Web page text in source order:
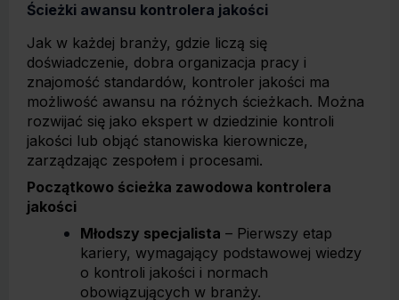
Ścieżki awansu kontrolera jakości
Jak w każdej branży, gdzie liczą się
doświadczenie, dobra organizacja pracy i
znajomość standardów, kontroler jakości ma
możliwość awansu na różnych ścieżkach. Można
rozwijać się jako ekspert w dziedzinie kontroli
jakości lub objąć stanowiska kierownicze,
zarządzając zespołem i procesami.
Początkowo ścieżka zawodowa kontrolera
jakości
Młodszy specjalista – Pierwszy etap
kariery, wymagający podstawowej wiedzy
o kontroli jakości i normach
obowiązujących w branży.